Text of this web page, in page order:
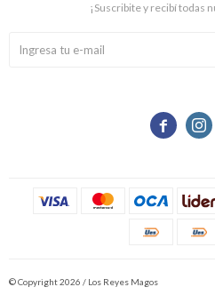
 
¡Suscribite y recibí todas
© Copyright 2026 / Los Reyes Magos